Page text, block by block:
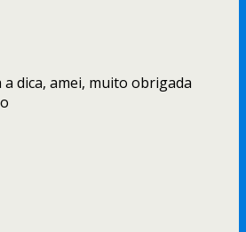
dica, amei, muito obrigada